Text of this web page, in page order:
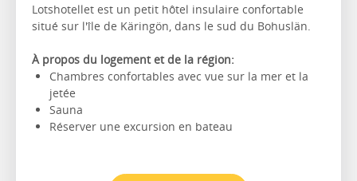
Lotshotellet est un petit hôtel insulaire confortable
situé sur l'île de Käringön, dans le sud du Bohuslän.
À propos du logement et de la région:
Chambres confortables avec vue sur la mer et la
jetée
Sauna
Réserver une excursion en bateau